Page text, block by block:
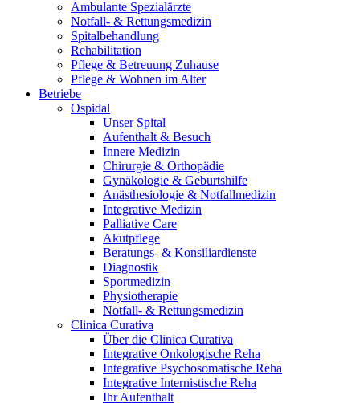
Ambulante Spezialärzte
Notfall- & Rettungsmedizin
Spitalbehandlung
Rehabilitation
Pflege & Betreuung Zuhause
Pflege & Wohnen im Alter
Betriebe
Ospidal
Unser Spital
Aufenthalt & Besuch
Innere Medizin
Chirurgie & Orthopädie
Gynäkologie & Geburtshilfe
Anästhesiologie & Notfallmedizin
Integrative Medizin
Palliative Care
Akutpflege
Beratungs- & Konsiliardienste
Diagnostik
Sportmedizin
Physiotherapie
Notfall- & Rettungsmedizin
Clinica Curativa
Über die Clinica Curativa
Integrative Onkologische Reha
Integrative Psychosomatische Reha
Integrative Internistische Reha
Ihr Aufenthalt